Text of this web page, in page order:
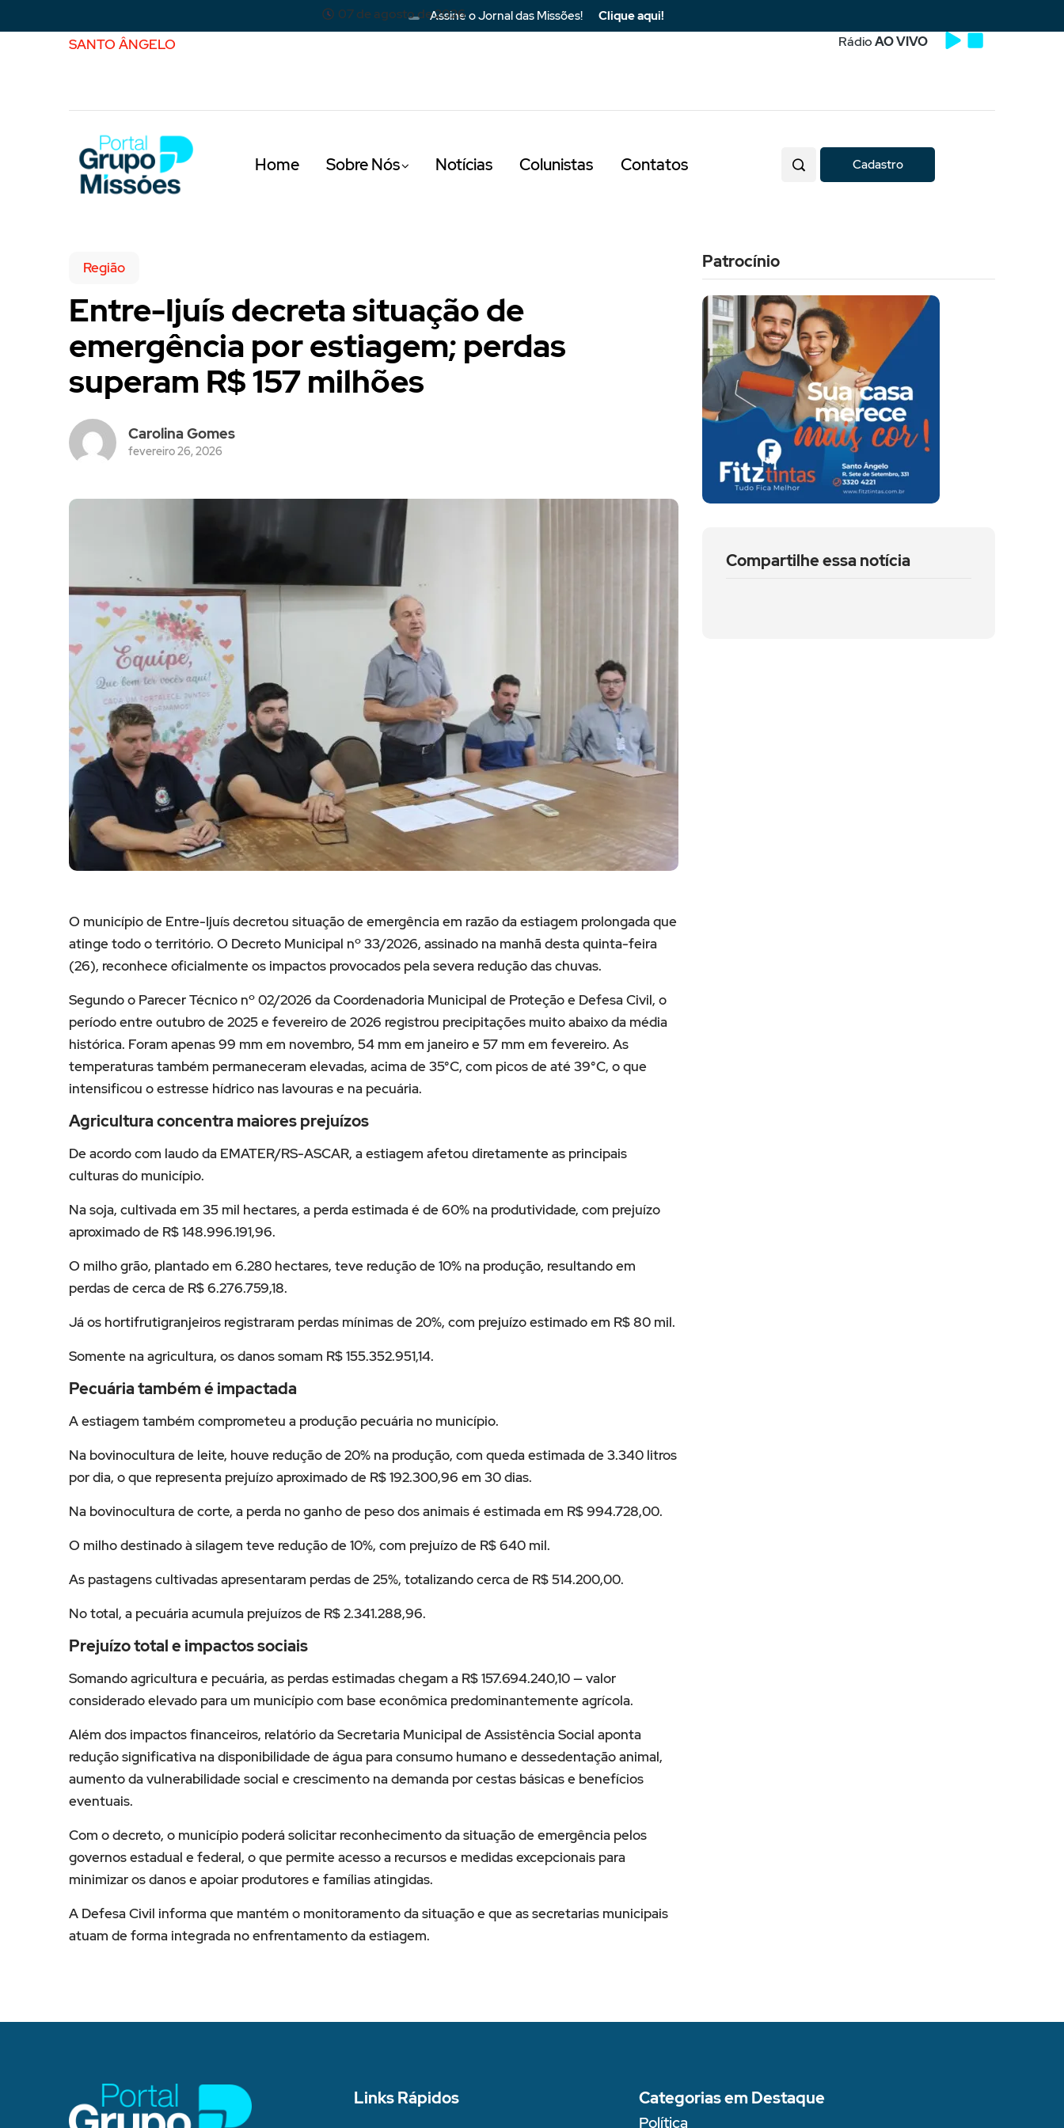
Assine o Jornal das Missões! Clique aqui!
SANTO ÂNGELO
07 de agosto de 2026
RádioAO VIVO
Home Sobre Nós Notícias Colunistas Contatos Cadastro
Região
Entre-Ijuís decreta situação de
emergência por estiagem; perdas
superam R$ 157 milhões
Carolina Gomes
fevereiro 26, 2026
O município de Entre-Ijuís decretou situação de emergência em razão da estiagem prolongada que
atinge todo o território. O Decreto Municipal nº 33/2026, assinado na manhã desta quinta-feira
(26), reconhece oficialmente os impactos provocados pela severa redução das chuvas.
Segundo o Parecer Técnico nº 02/2026 da Coordenadoria Municipal de Proteção e Defesa Civil, o
período entre outubro de 2025 e fevereiro de 2026 registrou precipitações muito abaixo da média
histórica. Foram apenas 99 mm em novembro, 54 mm em janeiro e 57 mm em fevereiro. As
temperaturas também permaneceram elevadas, acima de 35°C, com picos de até 39°C, o que
intensificou o estresse hídrico nas lavouras e na pecuária.
Agricultura concentra maiores prejuízos
De acordo com laudo da EMATER/RS-ASCAR, a estiagem afetou diretamente as principais
culturas do município.
Na soja, cultivada em 35 mil hectares, a perda estimada é de 60% na produtividade, com prejuízo
aproximado de R$ 148.996.191,96.
O milho grão, plantado em 6.280 hectares, teve redução de 10% na produção, resultando em
perdas de cerca de R$ 6.276.759,18.
Já os hortifrutigranjeiros registraram perdas mínimas de 20%, com prejuízo estimado em R$ 80 mil.
Somente na agricultura, os danos somam R$ 155.352.951,14.
Pecuária também é impactada
A estiagem também comprometeu a produção pecuária no município.
Na bovinocultura de leite, houve redução de 20% na produção, com queda estimada de 3.340 litros
por dia, o que representa prejuízo aproximado de R$ 192.300,96 em 30 dias.
Na bovinocultura de corte, a perda no ganho de peso dos animais é estimada em R$ 994.728,00.
O milho destinado à silagem teve redução de 10%, com prejuízo de R$ 640 mil.
As pastagens cultivadas apresentaram perdas de 25%, totalizando cerca de R$ 514.200,00.
No total, a pecuária acumula prejuízos de R$ 2.341.288,96.
Prejuízo total e impactos sociais
Somando agricultura e pecuária, as perdas estimadas chegam a R$ 157.694.240,10 — valor
considerado elevado para um município com base econômica predominantemente agrícola.
Além dos impactos financeiros, relatório da Secretaria Municipal de Assistência Social aponta
redução significativa na disponibilidade de água para consumo humano e dessedentação animal,
aumento da vulnerabilidade social e crescimento na demanda por cestas básicas e benefícios
eventuais.
Com o decreto, o município poderá solicitar reconhecimento da situação de emergência pelos
governos estadual e federal, o que permite acesso a recursos e medidas excepcionais para
minimizar os danos e apoiar produtores e famílias atingidas.
A Defesa Civil informa que mantém o monitoramento da situação e que as secretarias municipais
atuam de forma integrada no enfrentamento da estiagem.
Patrocínio
Compartilhe essa notícia
Links Rápidos Categorias em Destaque
Política